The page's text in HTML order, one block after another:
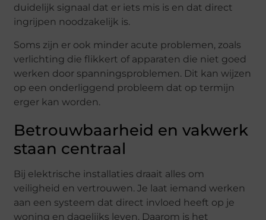
duidelijk signaal dat er iets mis is en dat direct
ingrijpen noodzakelijk is.
Soms zijn er ook minder acute problemen, zoals
verlichting die flikkert of apparaten die niet goed
werken door spanningsproblemen. Dit kan wijzen
op een onderliggend probleem dat op termijn
erger kan worden.
Betrouwbaarheid en vakwerk
staan centraal
Bij elektrische installaties draait alles om
veiligheid en vertrouwen. Je laat iemand werken
aan een systeem dat direct invloed heeft op je
woning en dagelijks leven. Daarom is het